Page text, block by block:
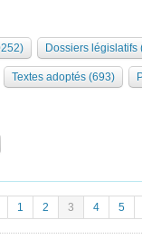
Bureau Collège des
)
Dossiers législatifs
Textes adoptés (693)
1 2 3 4 5